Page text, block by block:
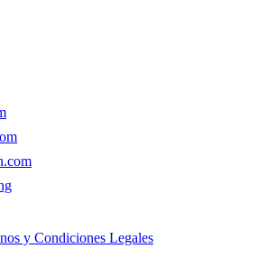
y Condiciones Legales